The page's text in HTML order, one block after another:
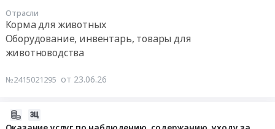
Отрасли
Корма для животных
Оборудование, инвентарь, товары для
животноводства
№2415021295 от 23.06.26